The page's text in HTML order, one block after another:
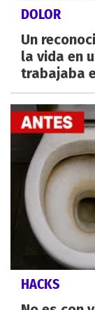
DOLOR
Un
la vida en
trabajaba
HACKS